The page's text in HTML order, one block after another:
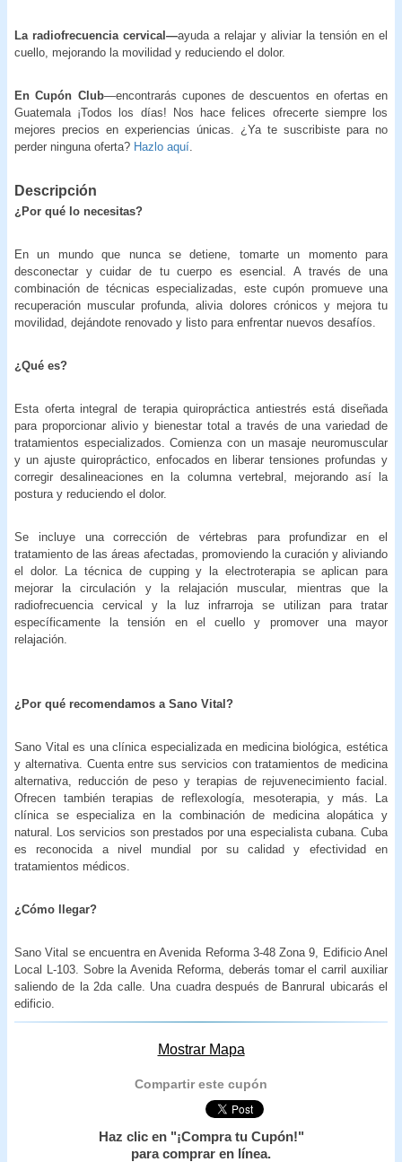
La radiofrecuencia cervical—ayuda a relajar y aliviar la tensión en el
cuello, mejorando la movilidad y reduciendo el dolor.
En Cupón Club—encontrarás cupones de descuentos en ofertas en
Guatemala ¡Todos los días! Nos hace felices ofrecerte siempre los
mejores precios en experiencias únicas. ¿Ya te suscribiste para no
perder ninguna oferta? Hazlo aquí
Descripción
¿Por qué lo necesitas?
En un mundo que nunca se detiene, tomarte un momento para
desconectar y cuidar de tu cuerpo es esencial. A través de una
combinación de técnicas especializadas, este cupón promueve una
recuperación muscular profunda, alivia dolores crónicos y mejora tu
movilidad, dejándote renovado y listo para enfrentar nuevos desafíos.
¿Qué es?
Esta oferta integral de terapia quiropráctica antiestrés está diseñada
para proporcionar alivio y bienestar total a través de una variedad de
tratamientos especializados. Comienza con un masaje neuromuscular
y un ajuste quiropráctico, enfocados en liberar tensiones profundas y
corregir desalineaciones en la columna vertebral, mejorando así la
postura y reduciendo el dolor.
Se incluye una corrección de vértebras para profundizar en el
tratamiento de las áreas afectadas, promoviendo la curación y aliviando
el dolor. La técnica de cupping y la electroterapia se aplican para
mejorar la circulación y la relajación muscular, mientras que la
radiofrecuencia cervical y la luz infrarroja se utilizan para tratar
específicamente la tensión en el cuello y promover una mayor
relajación.
¿Por qué recomendamos a Sano Vital?
Sano Vital es una clínica especializada en medicina biológica, estética
y alternativa. Cuenta entre sus servicios con tratamientos de medicina
alternativa, reducción de peso y terapias de rejuvenecimiento facial.
Ofrecen también terapias de reflexología, mesoterapia, y más. La
clínica se especializa en la combinación de medicina alopática y
natural. Los servicios son prestados por una especialista cubana. Cuba
es reconocida a nivel mundial por su calidad y efectividad en
tratamientos médicos.
¿Cómo llegar?
Sano Vital se encuentra en Avenida Reforma 3-48 Zona 9, Edificio Anel
Local L-103. Sobre la Avenida Reforma, deberás tomar el carril auxiliar
saliendo de la 2da calle. Una cuadra después de Banrural ubicarás el
edificio.
Mostrar Mapa
Compartir este cupón
Haz clic en "¡Compra tu Cupón!"
para comprar en línea.